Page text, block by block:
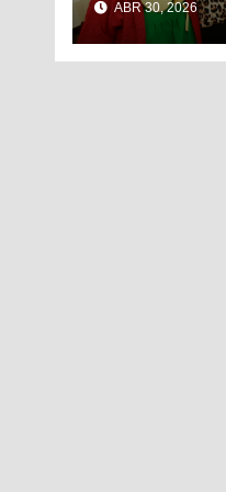
EL DÍA
LA NIÑA
ABR 30, 2026